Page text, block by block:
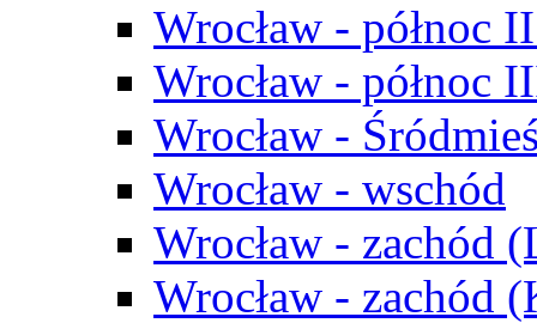
Wrocław - północ
Wrocław - północ
Wrocław -
Wrocław - wschód
Wrocław - zachód
Wrocław - zachód